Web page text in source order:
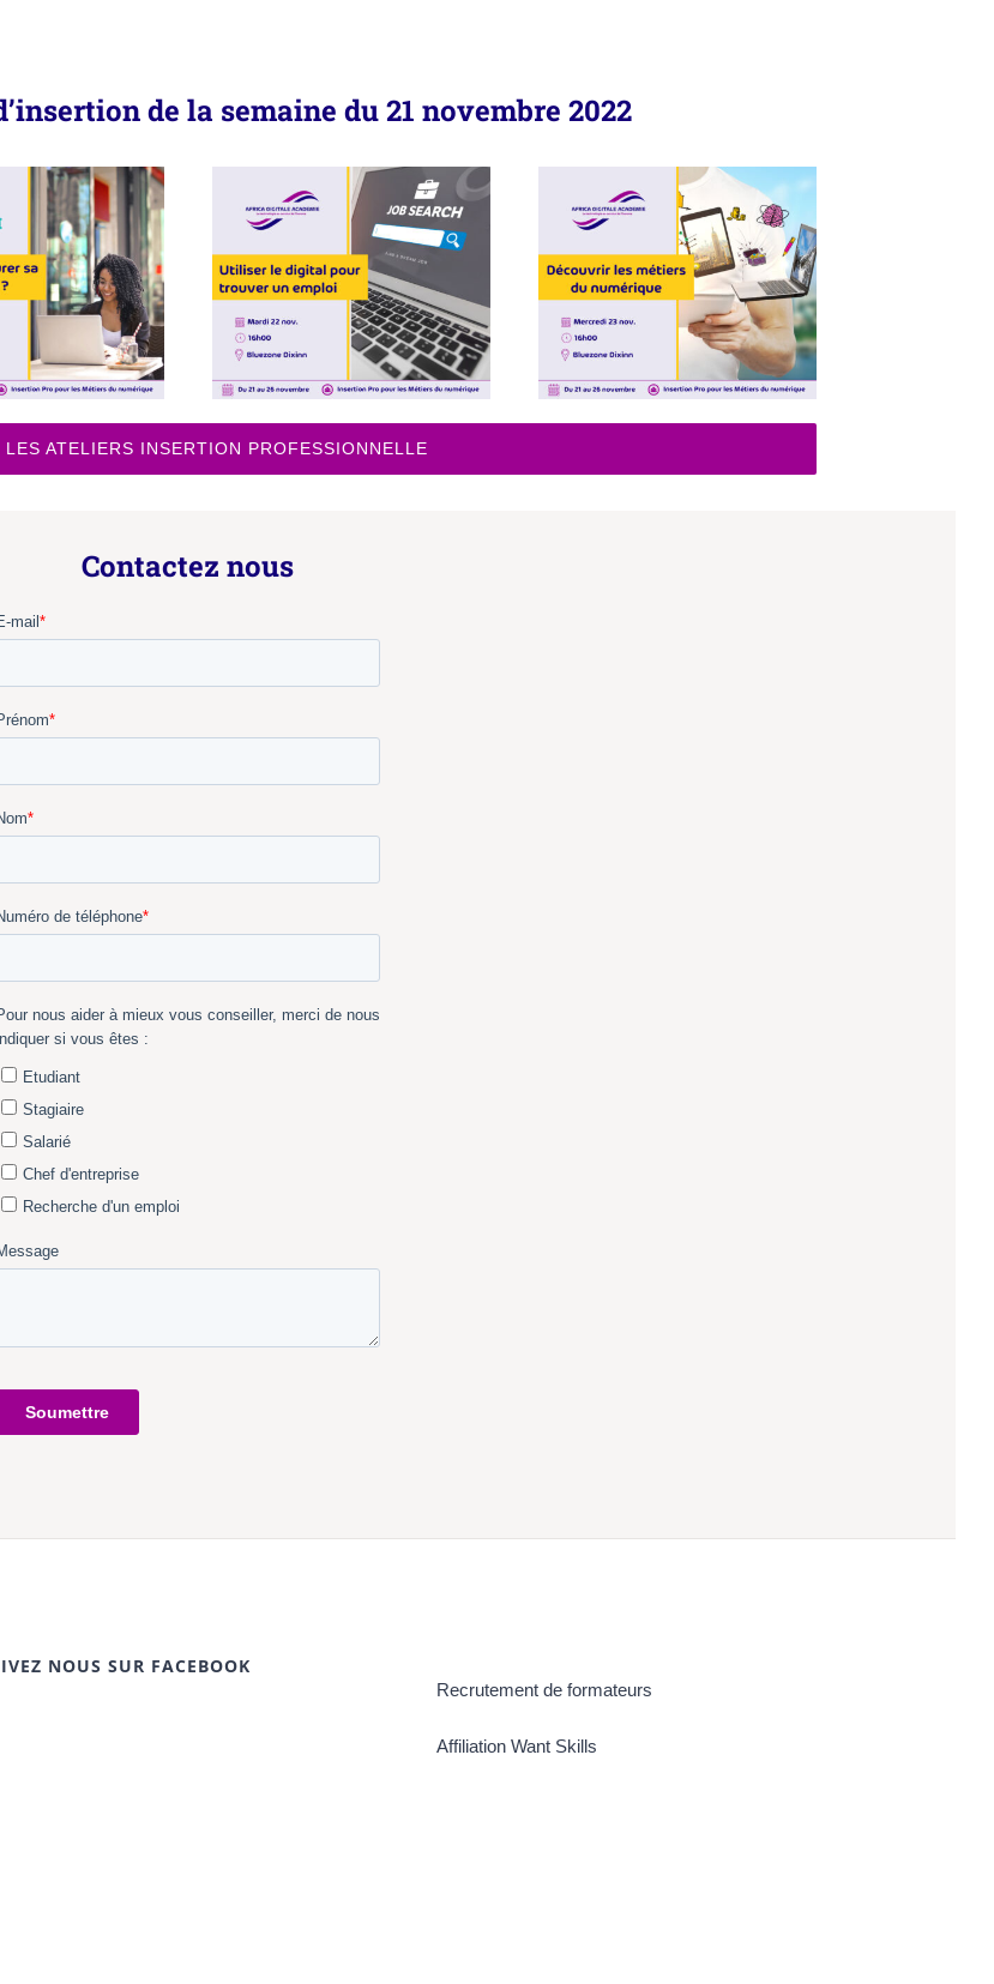
de la semaine du 21 novembre 2022
LES ATELIERS INSERTION PROFESSIONNELLE
Contactez nous
NOUS SUR FACEBOOK
Recrutement de formateurs
Affiliation Want Skills